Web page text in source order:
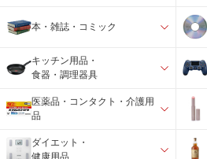
本・雑誌・コミック
キッチン用品・
食器・調理器具
医薬品・コンタクト・介護用
品
ダイエット・
健康用品